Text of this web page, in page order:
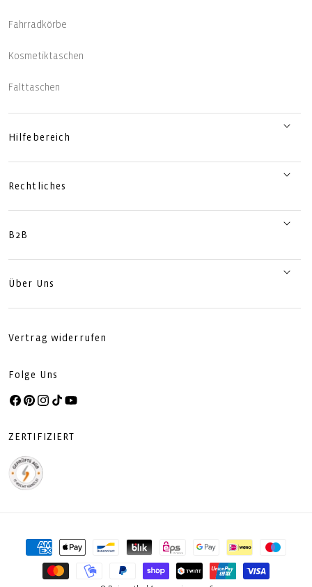
Fahrradkörbe
Kosmetiktaschen
Falttaschen
Hilfebereich
Rechtliches
B2B
Über Uns
Vertrag widerrufen
Folge Uns
Facebook
Pinterest
Instagram
TikTokYouTube
ZERTIFIZIERT
Zahlungsmethoden